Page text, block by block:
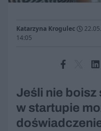
Katarzyna Krogulec
14:05
Jeśli nie boisz
w startupie